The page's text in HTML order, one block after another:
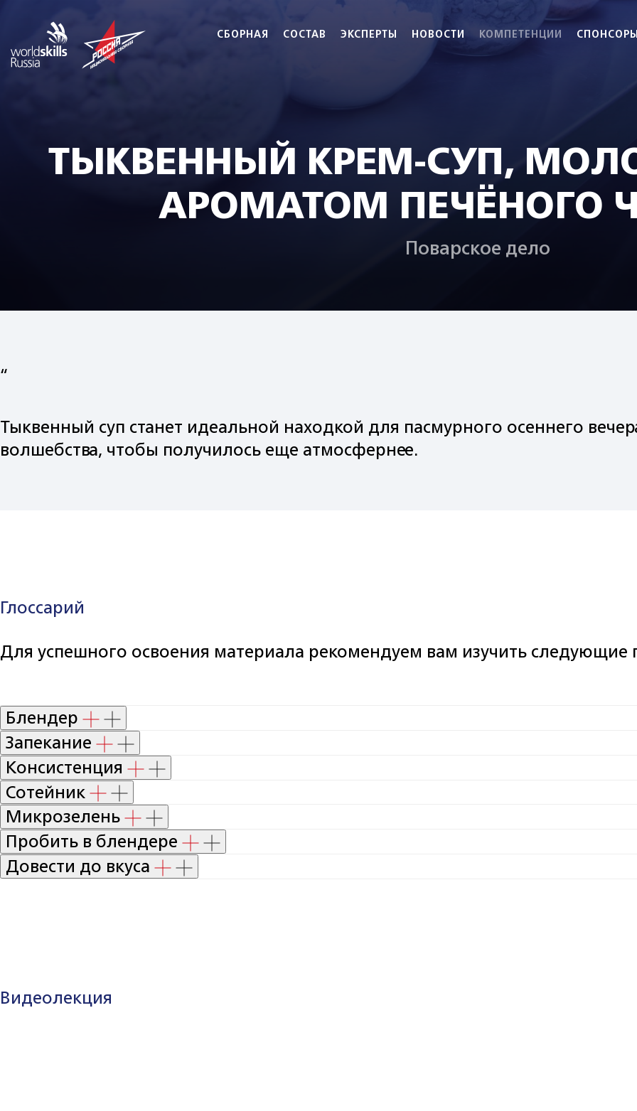
СБОРНАЯ СОСТАВ ЭКСПЕРТЫ НОВОСТИ КОМПЕТЕНЦИИ СПОНСОРЫ
ТЫКВЕННЫЙ КРЕМ-СУП,
АРОМАТОМ ПЕЧЁНОГО
Поварское дело
“
Тыквенный суп станет идеальной находкой для пасмурного осеннего
волшебства, чтобы получилось еще атмосфернее.
Глоссарий
Для успешного освоения материала рекомендуем вам изучить следующие
Блендер
Запекание
Консистенция
Сотейник
Микрозелень
Пробить в блендере
Довести до вкуса
Видеолекция